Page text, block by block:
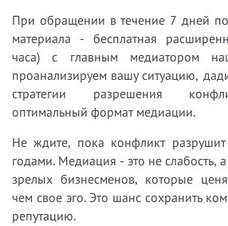
При обращении в течение 7 дней
материала - бесплатная
часа) с главным медиатором
проанализируем вашу ситуацию,
стратегии разрешения
оптимальный формат медиации.
Не ждите, пока конфликт
годами. Медиация - это не слабость,
зрелых бизнесменов, которые
чем свое эго. Это шанс сохранить
репутацию.